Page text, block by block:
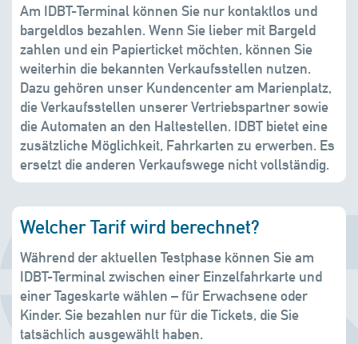
Am IDBT-Terminal können Sie nur kontaktlos und
bargeldlos bezahlen. Wenn Sie lieber mit Bargeld
zahlen und ein Papierticket möchten, können Sie
weiterhin die bekannten Verkaufsstellen nutzen.
Dazu gehören unser Kundencenter am Marienplatz,
die Verkaufsstellen unserer Vertriebspartner sowie
die Automaten an den Haltestellen. IDBT bietet eine
zusätzliche Möglichkeit, Fahrkarten zu erwerben. Es
ersetzt die anderen Verkaufswege nicht vollständig.
Welcher Tarif wird berechnet?
Während der aktuellen Testphase können Sie am
IDBT-Terminal zwischen einer Einzelfahrkarte und
einer Tageskarte wählen – für Erwachsene oder
Kinder. Sie bezahlen nur für die Tickets, die Sie
tatsächlich ausgewählt haben.